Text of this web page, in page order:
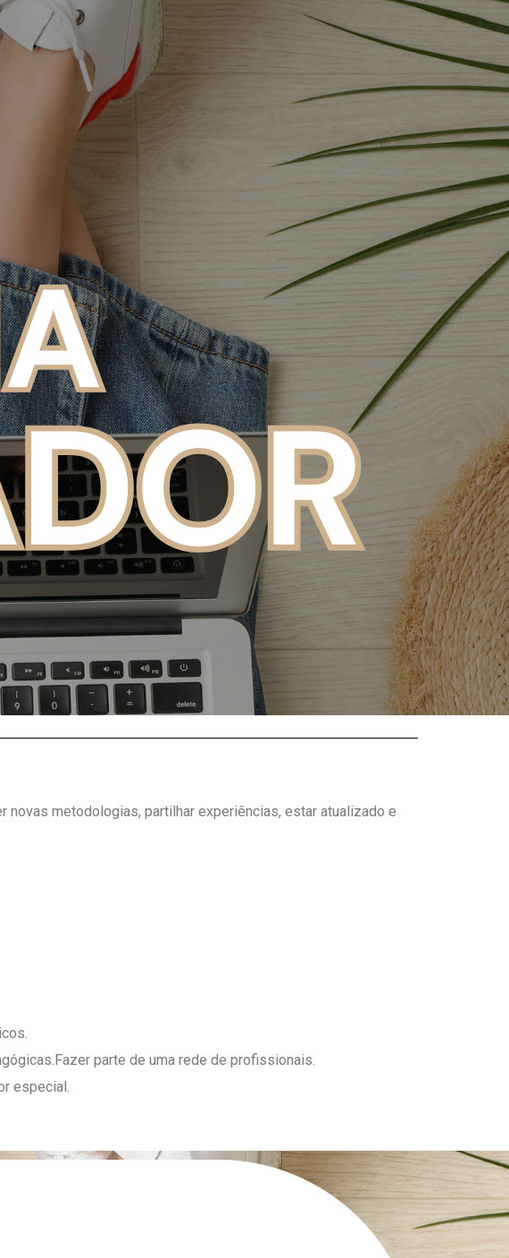
novas metodologias, partilhar experiências, estar atualizado e
parte de uma rede de profissionais.
especial.